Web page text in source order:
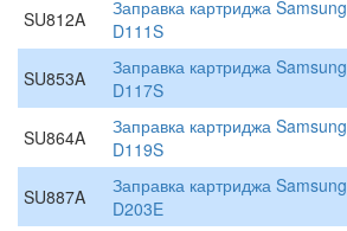
SU812A
Заправка картриджа Samsung
D111S
SU853A
Заправка картриджа Samsung
D117S
SU864A
Заправка картриджа Samsung
D119S
SU887A
Заправка картриджа Samsung
D203E